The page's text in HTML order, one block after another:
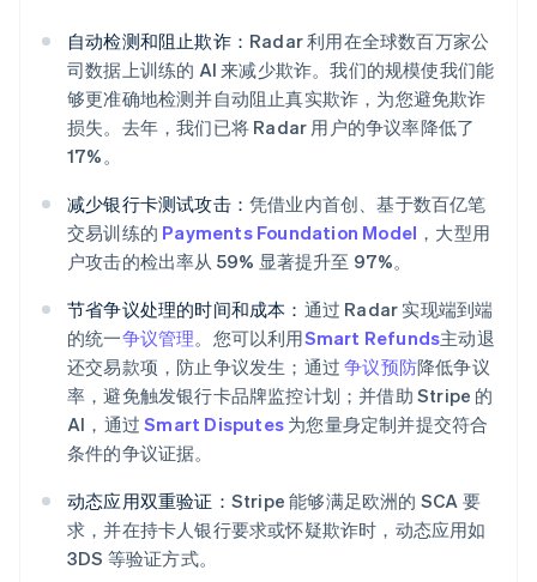
自动检测和阻止欺诈： Radar 利用在全球数百万家公
司数据上训练的 AI 来减少欺诈。我们的规模使我们能
够更准确地检测并自动阻止真实欺诈，为您避免欺诈
损失。去年，我们已将 Radar 用户的争议率降低了
17%。
减少银行卡测试攻击： 凭借业内首创、基于数百亿笔
交易训练的 Payments Foundation Model ，大型用
户攻击的检出率从 59% 显著提升至 97%。
节省争议处理的时间和成本： 通过 Radar 实现端到端
的统一争议管理。您可以利用Smart Refunds主动退
还交易款项，防止争议发生；通过争议预防降低争议
率，避免触发银行卡品牌监控计划；并借助 Stripe 的
AI，通过Smart Disputes 为您量身定制并提交符合
条件的争议证据。
动态应用双重验证： Stripe 能够满足欧洲的 SCA 要
求，并在持卡人银行要求或怀疑欺诈时，动态应用如
3DS 等验证方式。
PortuguêsEnglish
保加利亚
English
比利时
Nederlands Français Deutsch English
波兰
丹麦
English
德国
法国
FrançaisEnglish
芬兰
EnglishSvenska
荷兰
Nederlands
加拿大
捷克
English
克罗地亚